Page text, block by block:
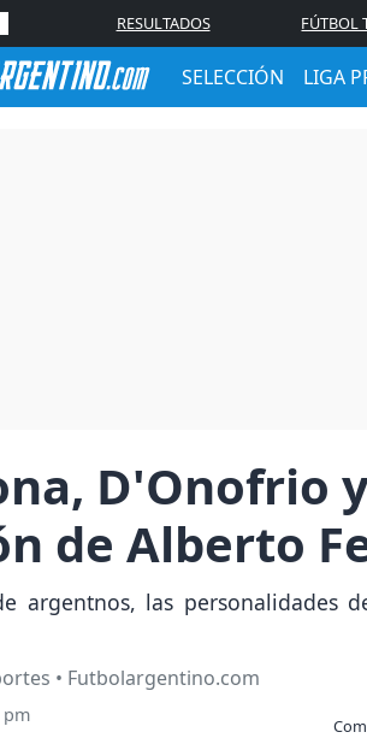
RESULTADOS FÚTBOL
SELECCIÓN LIGA
D'Onofrio
de Alberto
argentnos, las
• Futbolargentino.com
pm